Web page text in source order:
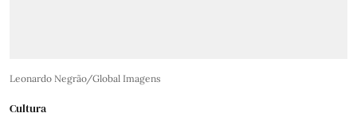
Leonardo Negrão/Global Imagens
Cultura